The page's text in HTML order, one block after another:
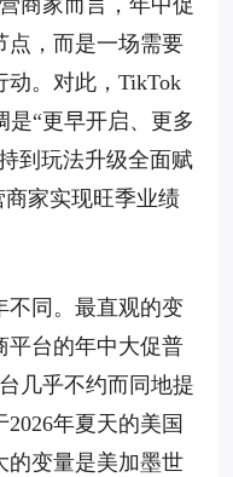
商家而言，年中促
点，而是一场需要
。对此，TikTok
是“更早开启、更多
到玩法升级全面赋
商家实现旺季业绩
不同。最直观的变
平台的年中大促普
几乎不约而同地提
年夏天的美国
的变量是美加墨世